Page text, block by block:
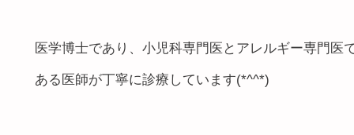
医学博士であり、小児科専門医とアレルギー専門医
ある医師が丁寧に診療しています(*^^*)